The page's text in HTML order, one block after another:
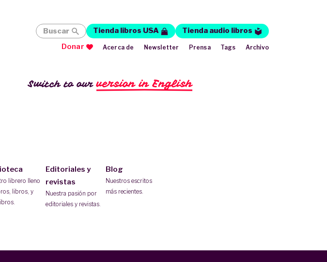
Switch to ourversion in English
librero lleno
libros, y
Editoriales y
revistas
Nuestra pasión por
editoriales y revistas.
Blog
Nuestros escritos
más recientes.
Buscar Tienda libros USA
Tienda audio libros
Donar
Acerca de Newsletter Prensa Tags Archivo